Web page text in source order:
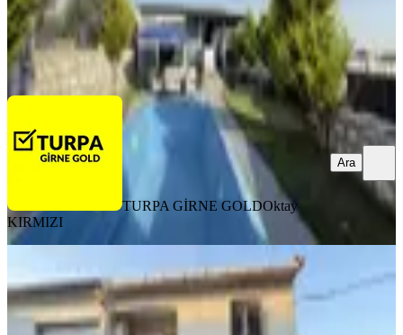
TURPA GİRNE GOLDOktay KIRMIZI
Ara
TURPA GİRNE GOLDOktay
KIRMIZI
Ara
Buca Murathan'da 3 Yanı Bahçe Açık
Otopark Müstakil Köşe Dubleks
Buca, Murathan Mahallesi